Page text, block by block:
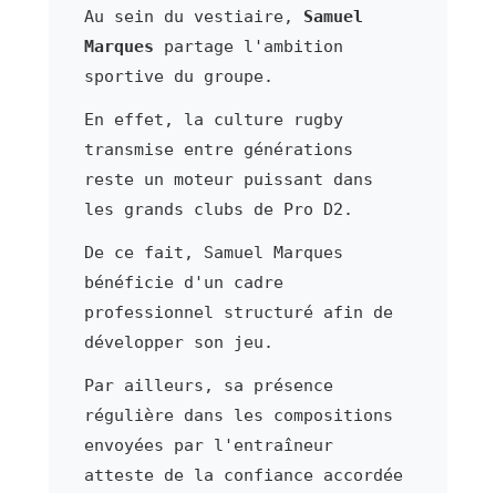
Au sein du vestiaire, Samuel
Marques partage l'ambition
sportive du groupe.
En effet, la culture rugby
transmise entre générations
reste un moteur puissant dans
les grands clubs de Pro D2.
De ce fait, Samuel Marques
bénéficie d'un cadre
professionnel structuré afin de
développer son jeu.
Par ailleurs, sa présence
régulière dans les compositions
envoyées par l'entraîneur
atteste de la confiance accordée